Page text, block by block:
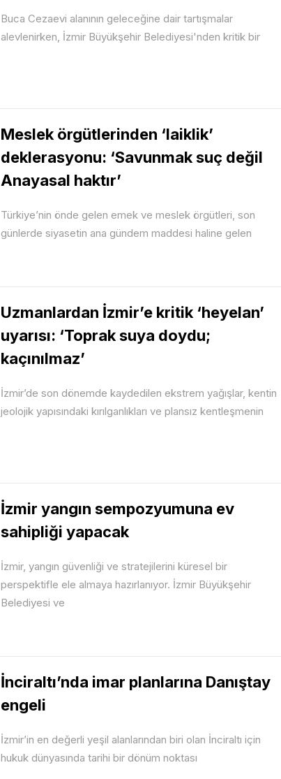
Buca Cezaevi alanının geleceğine dair tartışmalar
alevlenirken, İzmir Büyükşehir Belediyesi'nden kritik bir
Meslek örgütlerinden ‘laiklik’
deklerasyonu: ‘Savunmak suç değil
Anayasal haktır’
Türkiye’nin önde gelen emek ve meslek örgütleri, son
günlerde siyasetin ana gündem maddesi haline gelen
Uzmanlardan İzmir’e kritik ‘heyelan’
uyarısı: ‘Toprak suya doydu;
kaçınılmaz’
İzmir’de son dönemde kaydedilen ekstrem yağışlar, kentin
jeolojik yapısındaki kırılganlıkları ve plansız kentleşmenin
İzmir yangın sempozyumuna ev
sahipliği yapacak
İzmir, yangın güvenliği ve stratejilerini küresel bir
perspektifle ele almaya hazırlanıyor. İzmir Büyükşehir
Belediyesi ve
İnciraltı’nda imar planlarına Danıştay
engeli
İzmir’in en değerli yeşil alanlarından biri olan İnciraltı için
hukuk dünyasında tarihi bir dönüm noktası